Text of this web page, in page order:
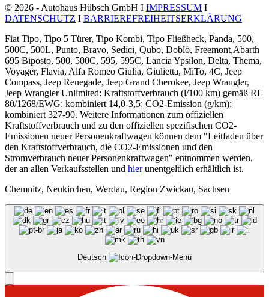
© 2026 - Autohaus Hübsch GmbH I IMPRESSUM I
DATENSCHUTZ I BARRIEREFREIHEITSERKLÄRUNG
Fiat Tipo, Tipo 5 Türer, Tipo Kombi, Tipo Fließheck, Panda, 500,
500C, 500L, Punto, Bravo, Sedici, Qubo, Doblò, Freemont,Abarth
695 Biposto, 500, 500C, 595, 595C, Lancia Ypsilon, Delta, Thema,
Voyager, Flavia, Alfa Romeo Giulia, Giulietta, MiTo, 4C, Jeep
Compass, Jeep Renegade, Jeep Grand Cherokee, Jeep Wrangler,
Jeep Wrangler Unlimited: Kraftstoffverbrauch (l/100 km) gemäß RL
80/1268/EWG: kombiniert 14,0-3,5; CO2-Emission (g/km):
kombiniert 327-90. Weitere Informationen zum offiziellen
Kraftstoffverbrauch und zu den offiziellen spezifischen CO2-
Emissionen neuer Personenkraftwagen können dem "Leitfaden über
den Kraftstoffverbrauch, die CO2-Emissionen und den
Stromverbrauch neuer Personenkraftwagen" entnommen werden,
der an allen Verkaufsstellen und hierunentgeltlich erhältlich ist.
Chemnitz, Neukirchen, Werdau, Region Zwickau, Sachsen
Deutsch